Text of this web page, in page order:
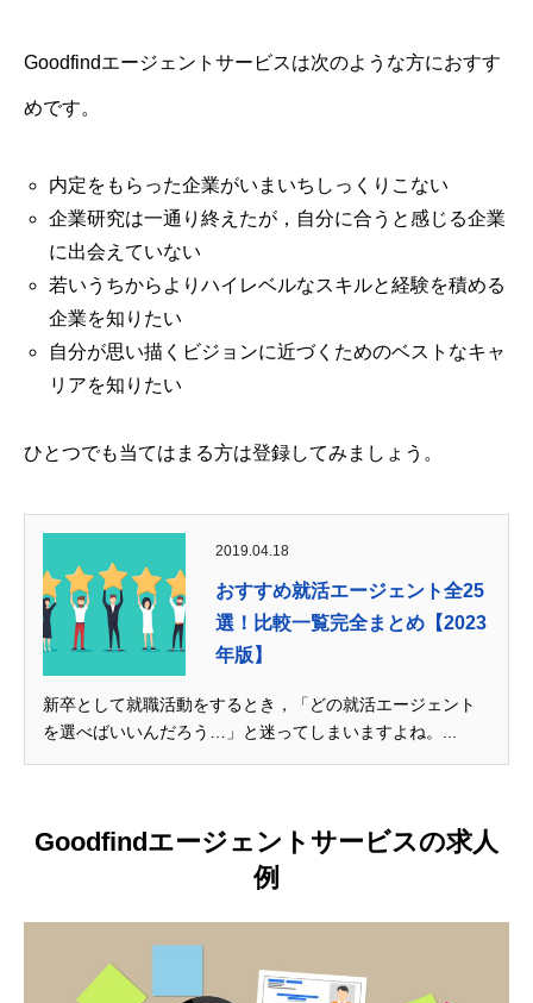
Goodfindエージェントサービスは次のような方におすす
めです。
内定をもらった企業がいまいちしっくりこない
企業研究は一通り終えたが，自分に合うと感じる企業
に出会えていない
若いうちからよりハイレベルなスキルと経験を積める
企業を知りたい
自分が思い描くビジョンに近づくためのベストなキャ
リアを知りたい
ひとつでも当てはまる方は登録してみましょう。
2019.04.18
おすすめ就活エージェント全25
選！比較一覧完全まとめ【2023
年版】
新卒として就職活動をするとき，「どの就活エージェント
を選べばいいんだろう…」と迷ってしまいますよね。...
Goodfindエージェントサービスの求人
例